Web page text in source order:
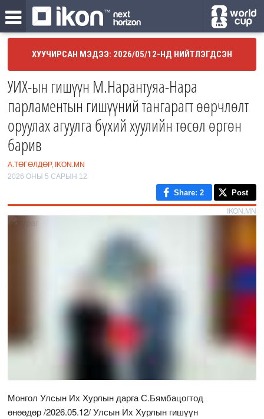
ХУУЧИРСАН МЭДЭЭ: 2026/05/12-НД НИЙТЛЭГДСЭН
УИХ-ын гишүүн М.Нарантуяа-Нара
парламентын гишүүний тангарагт өөрчлөлт
оруулах агуулга бүхий хуулийн төсөл өргөн
барив
А.ТӨГӨЛДӨР, IKON.MN
2026 ОНЫ 5 САРЫН 12
Share: 2 Post
IKON.MN
Монгол Улсын Их Хурлын дарга С.Бямбацогтод
өнөөдөр /2026.05.12/ Улсын Их Хурлын гишүүн